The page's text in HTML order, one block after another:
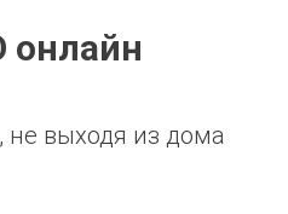
онлайн
не выходя из дома